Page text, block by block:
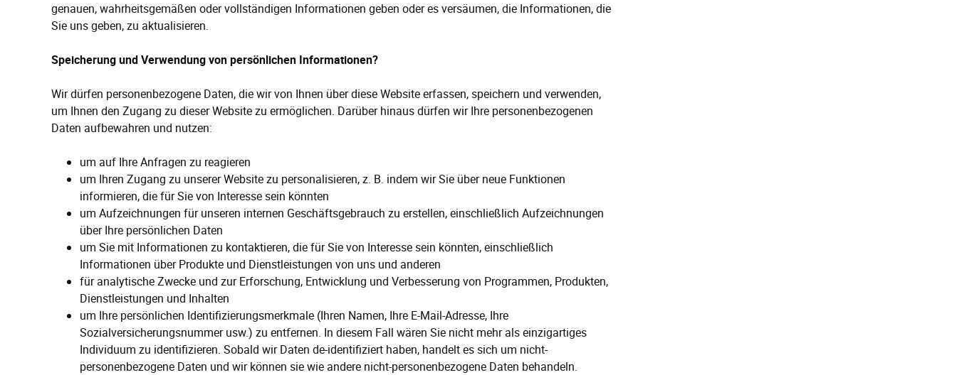
genauen, wahrheitsgemäßen oder vollständigen Informationen geben oder es versäumen, die Informationen, die
Sie uns geben, zu aktualisieren.
Speicherung und Verwendung von persönlichen Informationen?
Wir dürfen personenbezogene Daten, die wir von Ihnen über diese Website erfassen, speichern und verwenden,
um Ihnen den Zugang zu dieser Website zu ermöglichen. Darüber hinaus dürfen wir Ihre personenbezogenen
Daten aufbewahren und nutzen:
um auf Ihre Anfragen zu reagieren
um Ihren Zugang zu unserer Website zu personalisieren, z. B. indem wir Sie über neue Funktionen
informieren, die für Sie von Interesse sein könnten
um Aufzeichnungen für unseren internen Geschäftsgebrauch zu erstellen, einschließlich Aufzeichnungen
über Ihre persönlichen Daten
um Sie mit Informationen zu kontaktieren, die für Sie von Interesse sein könnten, einschließlich
Informationen über Produkte und Dienstleistungen von uns und anderen
für analytische Zwecke und zur Erforschung, Entwicklung und Verbesserung von Programmen, Produkten,
Dienstleistungen und Inhalten
um Ihre persönlichen Identifizierungsmerkmale (Ihren Namen, Ihre E-Mail-Adresse, Ihre
Sozialversicherungsnummer usw.) zu entfernen. In diesem Fall wären Sie nicht mehr als einzigartiges
Individuum zu identifizieren. Sobald wir Daten de-identifiziert haben, handelt es sich um nicht-
personenbezogene Daten und wir können sie wie andere nicht-personenbezogene Daten behandeln.